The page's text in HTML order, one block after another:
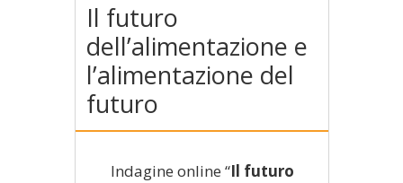
Il futuro
dell’alimentazione e
l’alimentazione del
futuro
Indagine online “Il futuro